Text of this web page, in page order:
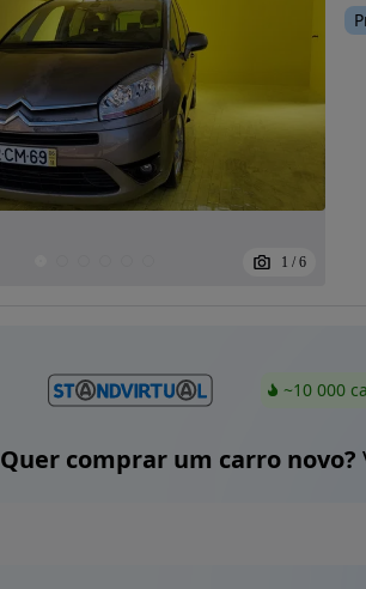
1 / 6
~10 000
Quer comprar um carro novo?